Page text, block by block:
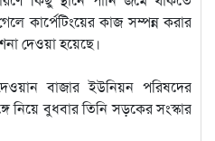
কার্পেটিংয়ের কাজ সম্পন্ন করার
দেওয়া হয়েছে।
বাজার ইউনিয়ন পরিষদের
নিয়ে বুধবার তিনি সড়কের সংস্কার